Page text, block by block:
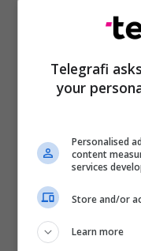
Telegrafi
your
Personalised
content
services
Store and/or
Learn more